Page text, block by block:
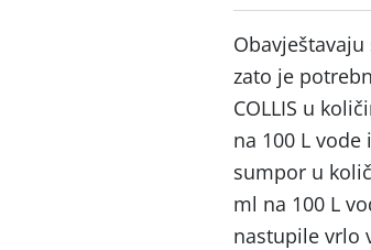
zato je
COLLIS u
na 100 L vode
sumpor u
ml na 100 L
nastupile vrlo